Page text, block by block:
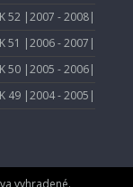
52 |2007 - 2008|
51 |2006 - 2007|
50 |2005 - 2006|
49 |2004 - 2005|
vyhradené.